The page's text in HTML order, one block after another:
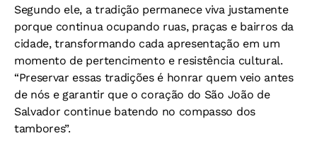
Segundo ele, a tradição permanece viva justamente
porque continua ocupando ruas, praças e bairros da
cidade, transformando cada apresentação em um
momento de pertencimento e resistência cultural.
“Preservar essas tradições é honrar quem veio antes
de nós e garantir que o coração do São João de
Salvador continue batendo no compasso dos
tambores”.